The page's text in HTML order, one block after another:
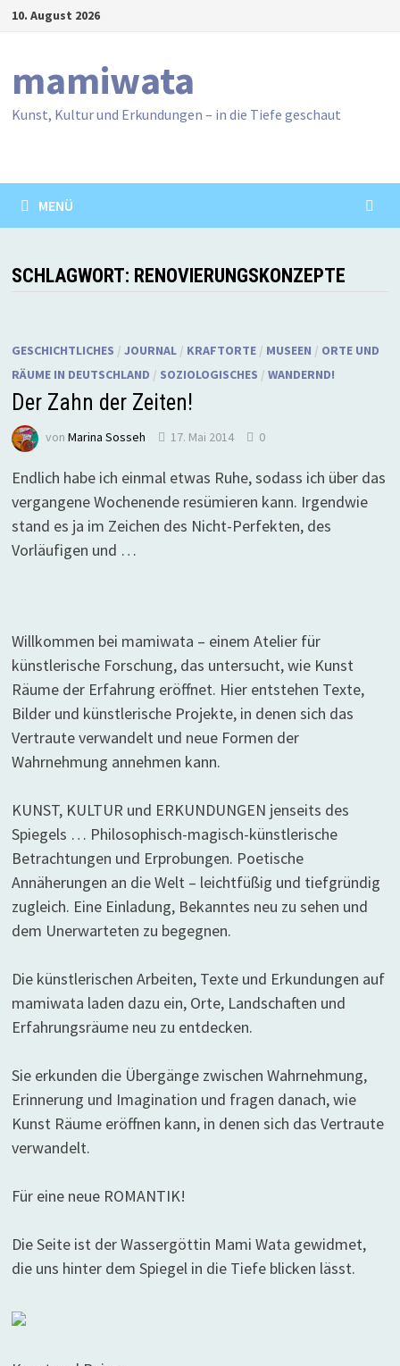
Zum10. August 2026
mamiwata
Kunst, Kultur und Erkundungen – in die Tiefe geschaut
MENÜ
SCHLAGWORT: RENOVIERUNGSKONZEPTE
GESCHICHTLICHES / JOURNAL/ KRAFTORTE/ MUSEEN / ORTE UND
RÄUME IN DEUTSCHLAND / SOZIOLOGISCHES / WANDERND!
Der Zahn der Zeiten!
von Marina Sosseh 17. Mai 2014 0
Endlich habe ich einmal etwas Ruhe, sodass ich über das
vergangene Wochenende resümieren kann. Irgendwie
stand es ja im Zeichen des Nicht-Perfekten, des
Vorläufigen und …
Willkommen bei mamiwata – einem Atelier für
künstlerische Forschung, das untersucht, wie Kunst
Räume der Erfahrung eröffnet. Hier entstehen Texte,
Bilder und künstlerische Projekte, in denen sich das
Vertraute verwandelt und neue Formen der
Wahrnehmung annehmen kann.
KUNST, KULTUR und ERKUNDUNGEN jenseits des
Spiegels … Philosophisch-magisch-künstlerische
Betrachtungen und Erprobungen. Poetische
Annäherungen an die Welt – leichtfüßig und tiefgründig
zugleich. Eine Einladung, Bekanntes neu zu sehen und
dem Unerwarteten zu begegnen.
Die künstlerischen Arbeiten, Texte und Erkundungen auf
mamiwata laden dazu ein, Orte, Landschaften und
Erfahrungsräume neu zu entdecken.
Sie erkunden die Übergänge zwischen Wahrnehmung,
Erinnerung und Imagination und fragen danach, wie
Kunst Räume eröffnen kann, in denen sich das Vertraute
verwandelt.
Für eine neue ROMANTIK!
Die Seite ist der Wassergöttin Mami Wata gewidmet,
die uns hinter dem Spiegel in die Tiefe blicken lässt.